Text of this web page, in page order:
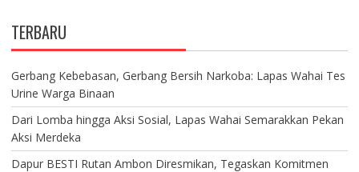
TERBARU
Gerbang Kebebasan, Gerbang Bersih Narkoba: Lapas Wahai Tes
Urine Warga Binaan
Dari Lomba hingga Aksi Sosial, Lapas Wahai Semarakkan Pekan
Aksi Merdeka
Dapur BESTI Rutan Ambon Diresmikan, Tegaskan Komitmen